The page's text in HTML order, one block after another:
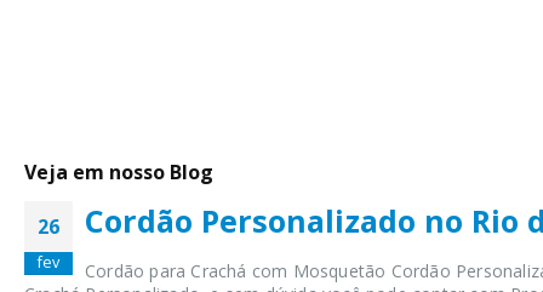
Veja em nosso Blog
26
fev
Cordão Personalizado no Rio
Cordão para Crachá com Mosquetão Cordão